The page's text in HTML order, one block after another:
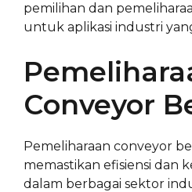
pemilihan dan
untuk aplikasi industri
Conveyor
Pemeliharaan conveyor
memastikan efisiensi dan
dalam berbagai sektor